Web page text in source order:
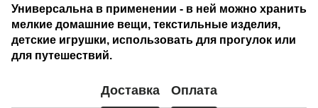
Универсальна в применении - в ней можно хранить
мелкие домашние вещи, текстильные изделия,
детские игрушки, использовать для прогулок или
для путешествий.
Доставка Оплата